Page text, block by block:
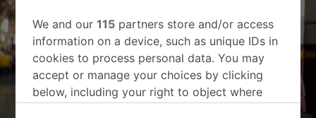
We and our115 partners store and/or access
information on a device, such as unique IDs in
cookies to process personal data. You may
accept or manage your choices by clicking
below, including your right to object where